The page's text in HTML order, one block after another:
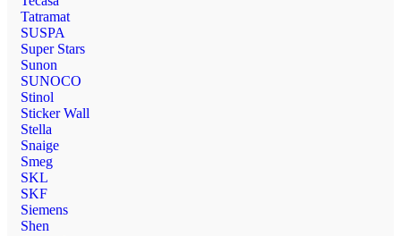
Tatramat
SUSPA
Super Stars
Sunon
SUNOCO
Stinol
Sticker Wall
Stella
Snaige
Smeg
SKL
SKF
Siemens
Shen